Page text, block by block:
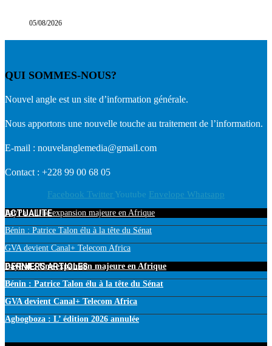
05/08/2026
QUI SOMMES-NOUS?
Nouvel angle est un site d’information générale.
Nous apportons une nouvelle touche au traitement de l’information.
E-mail : nouvelanglemedia@gmail.com
Contact : +228 99 00 68 05
Facebook Twitter Youtube Envelope Whatsapp
ACTUALITE
PayPal : Une expansion majeure en Afrique
Bénin : Patrice Talon élu à la tête du Sénat
GVA devient Canal+ Telecom Africa
DERNIERS ARTICLES
PayPal : Une expansion majeure en Afrique
Bénin : Patrice Talon élu à la tête du Sénat
GVA devient Canal+ Telecom Africa
Agbogboza : L’ édition 2026 annulée